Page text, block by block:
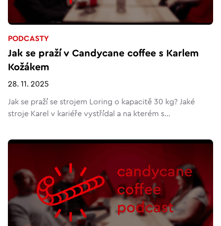
PODCASTY
Jak se praží v Candycane coffee s Karlem
Kožákem
28. 11. 2025
Jak se praží se strojem Loring o kapacitě 30 kg? Jaké
stroje Karel v kariéře vystřídal a na kterém s...